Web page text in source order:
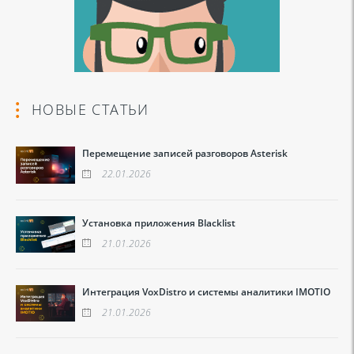
НОВЫЕ СТАТЬИ
Перемещение записей разговоров Asterisk
22.01.2026
Установка приложения Blacklist
21.01.2026
Интеграция VoxDistro и системы аналитики IMOTIO
21.01.2026